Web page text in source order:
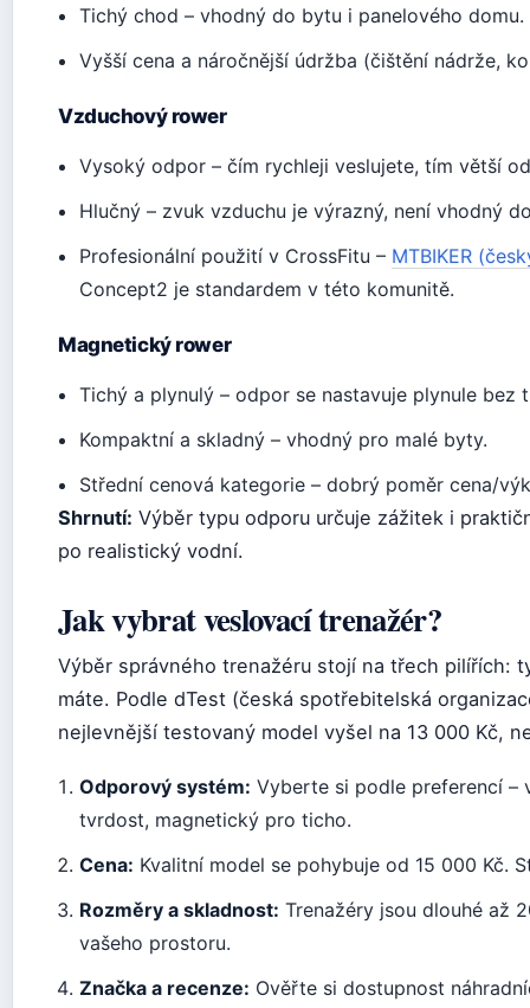
Tichý chod – vhodný do bytu i panelového domu.
Vyšší cena a náročnější údržba (čištění nádrže,
Vzduchový rower
Vysoký odpor – čím rychleji veslujete, tím větší
Hlučný – zvuk vzduchu je výrazný, není vhodný
Profesionální použití v CrossFitu – MTBIKER
Concept2 je standardem v této komunitě.
Magnetický rower
Tichý a plynulý – odpor se nastavuje plynule bez
Kompaktní a skladný – vhodný pro malé byty.
Střední cenová kategorie – dobrý poměr cena/
Shrnutí: Výběr typu odporu určuje zážitek i
po realistický vodní.
Jak vybrat veslovací trenažér?
Výběr správného trenažéru stojí na třech pilířích:
máte. Podle dTest (česká spotřebitelská
nejlevnější testovaný model vyšel na 13 000 Kč,
Odporový systém: Vyberte si podle preferencí
tvrdost, magnetický pro ticho.
Cena: Kvalitní model se pohybuje od 15 000 Kč.
Rozměry a skladnost: Trenažéry jsou dlouhé až
vašeho prostoru.
Značka a recenze: Ověřte si dostupnost